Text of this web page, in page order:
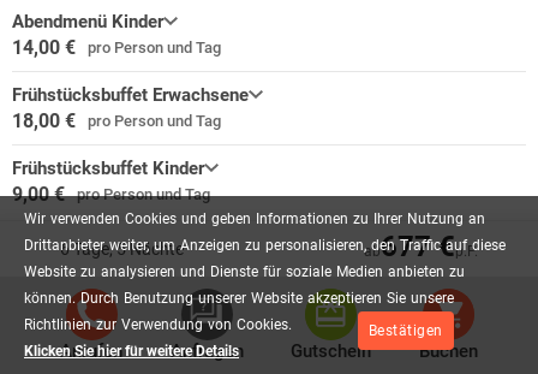
Wir verwenden Cookies und geben Informationen zu Ihrer Nutzung an
Drittanbieter weiter, um Anzeigen zu personalisieren, den Traffic auf diese
Website zu analysieren und Dienste für soziale Medien anbieten zu
können. Durch Benutzung unserer Website akzeptieren Sie unsere
Richtlinien zur Verwendung von Cookies.
Klicken Sie hier für weitere Details
Bestätigen
echte bayerische Dorfleben mitzuerleben.
❄️ Ein märchenhaftes Highlight: Die Eisriesenwelt Werfen
Sommertagen.
Hinter dem beeindruckenden 18 Meter hohen Eingang erwarten Sie
glitzernde Eispaläste, gigantische Formationen und eine
faszinierende unterirdische Winterwelt – bei Temperaturen unter dem
Gefrierpunkt.
💧 Naturwunder Krimml: Die Wasser Wunder Welt
Direkt bei den berühmten Krimmler Wasserfällen lädt die Wasser
Wunder Welt zu einer spannenden Reise in die Welt des Wassers ein.
Interaktive Stationen und überraschende Effekte machen dieses
Erlebnis für Jung und Alt zu einem ganzjährigen Highlight.
Abendmenü Kinder
14,00 € pro Person und Tag
Frühstücksbuffet Erwachsene
18,00 € pro Person und Tag
Frühstücksbuffet Kinder
9,00 € pro Person und Tag
Verfügbarkeit
6 Tage, 5 Nächte ab677 €p.P.
Anrufen Anfragen Gutschein Buchen